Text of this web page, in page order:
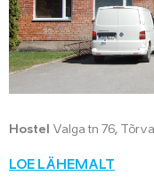
Hostel Valga tn 76,
LOE LÄHEMALT